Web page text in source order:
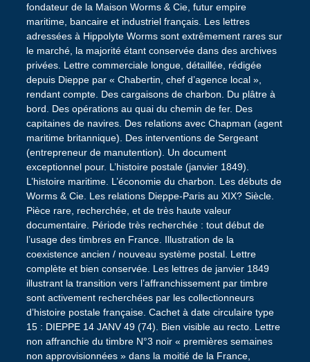
fondateur de la Maison Worms & Cie, futur empire
maritime, bancaire et industriel français. Les lettres
adressées à Hippolyte Worms sont extrêmement rares sur
le marché, la majorité étant conservée dans des archives
privées. Lettre commerciale longue, détaillée, rédigée
depuis Dieppe par « Chabertin, chef d’agence local »,
rendant compte. Des cargaisons de charbon. Du plâtre à
bord. Des opérations au quai du chemin de fer. Des
capitaines de navires. Des relations avec Chapman (agent
maritime britannique). Des interventions de Sergeant
(entrepreneur de manutention). Un document
exceptionnel pour. L’histoire postale (janvier 1849).
L’histoire maritime. L’économie du charbon. Les débuts de
Worms & Cie. Les relations Dieppe-Paris au XIX? Siècle.
Pièce rare, recherchée, et de très haute valeur
documentaire. Période très recherchée : tout début de
l’usage des timbres en France. Illustration de la
coexistence ancien / nouveau système postal. Lettre
complète et bien conservée. Les lettres de janvier 1849
illustrant la transition vers l’affranchissement par timbre
sont activement recherchées par les collectionneurs
d’histoire postale française. Cachet à date circulaire type
15 : DIEPPE 14 JANV 49 (74). Bien visible au recto. Lettre
non affranchie du timbre N°3 noir « premières semaines
non approvisionnées » dans la moitié de la France,